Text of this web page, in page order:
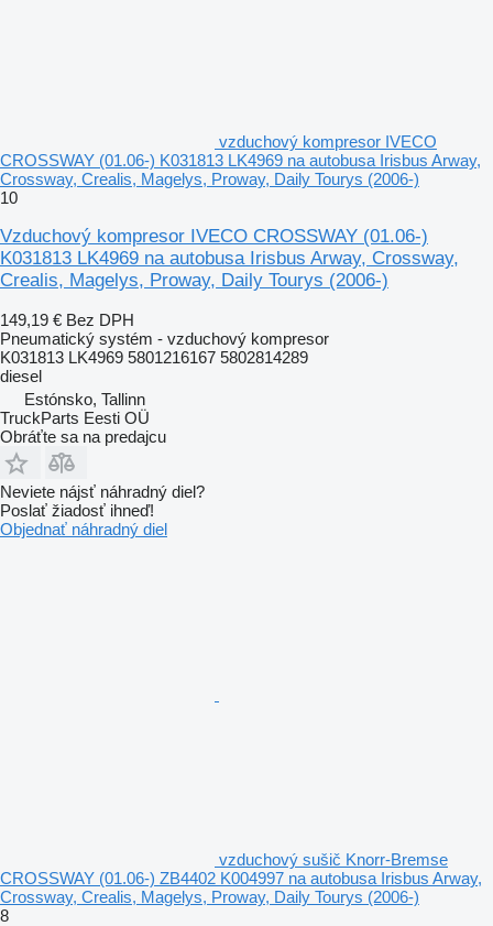
vzduchový kompresor IVECO
CROSSWAY (01.06-) K031813 LK4969 na autobusa Irisbus Arway,
Crossway, Crealis, Magelys, Proway, Daily Tourys (2006-)
10
Vzduchový kompresor IVECO CROSSWAY (01.06-)
K031813 LK4969 na autobusa Irisbus Arway, Crossway,
Crealis, Magelys, Proway, Daily Tourys (2006-)
149,19 € Bez DPH
Pneumatický systém - vzduchový kompresor
K031813 LK4969 5801216167 5802814289
diesel
Estónsko, Tallinn
TruckParts Eesti OÜ
Obráťte sa na predajcu
Neviete nájsť náhradný diel?
Poslať žiadosť ihneď!
Objednať náhradný diel
vzduchový sušič Knorr-Bremse
CROSSWAY (01.06-) ZB4402 K004997 na autobusa Irisbus Arway,
Crossway, Crealis, Magelys, Proway, Daily Tourys (2006-)
8